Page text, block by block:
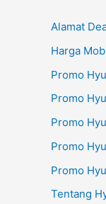
Alamat
Harga
Promo
Promo
Promo
Promo
Promo
Tentang